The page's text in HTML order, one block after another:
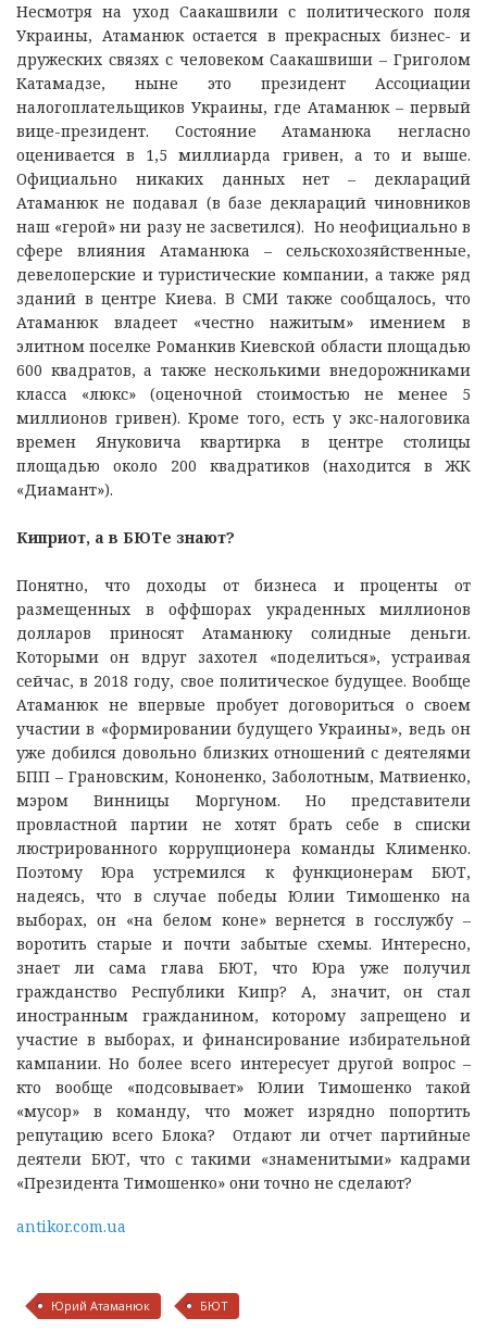
Несмотря на уход Саакашвили с политического поля
Украины, Атаманюк остается в прекрасных бизнес- и
дружеских связях с человеком Саакашвиши – Григолом
Катамадзе, ныне это президент Ассоциации
налогоплательщиков Украины, где Атаманюк – первый
вице-президент. Состояние Атаманюка негласно
оценивается в 1,5 миллиарда гривен, а то и выше.
Официально никаких данных нет – деклараций
Атаманюк не подавал (в базе деклараций чиновников
наш «герой» ни разу не засветился). Но неофициально в
сфере влияния Атаманюка – сельскохозяйственные,
девелоперские и туристические компании, а также ряд
зданий в центре Киева. В СМИ также сообщалось, что
Атаманюк владеет «честно нажитым» имением в
элитном поселке Романкив Киевской области площадью
600 квадратов, а также несколькими внедорожниками
класса «люкс» (оценочной стоимостью не менее 5
миллионов гривен). Кроме того, есть у экс-налоговика
времен Януковича квартирка в центре столицы
площадью около 200 квадратиков (находится в ЖК
«Диамант»).
Киприот, а в БЮТе знают?
Понятно, что доходы от бизнеса и проценты от
размещенных в оффшорах украденных миллионов
долларов приносят Атаманюку солидные деньги.
Которыми он вдруг захотел «поделиться», устраивая
сейчас, в 2018 году, свое политическое будущее. Вообще
Атаманюк не впервые пробует договориться о своем
участии в «формировании будущего Украины», ведь он
уже добился довольно близких отношений с деятелями
БПП – Грановским, Кононенко, Заболотным, Матвиенко,
мэром Винницы Моргуном. Но представители
провластной партии не хотят брать себе в списки
люстрированного коррупционера команды Клименко.
Поэтому Юра устремился к функционерам БЮТ,
надеясь, что в случае победы Юлии Тимошенко на
выборах, он «на белом коне» вернется в госслужбу –
воротить старые и почти забытые схемы. Интересно,
знает ли сама глава БЮТ, что Юра уже получил
гражданство Республики Кипр? А, значит, он стал
иностранным гражданином, которому запрещено и
участие в выборах, и финансирование избирательной
кампании. Но более всего интересует другой вопрос –
кто вообще «подсовывает» Юлии Тимошенко такой
«мусор» в команду, что может изрядно попортить
репутацию всего Блока? Отдают ли отчет партийные
деятели БЮТ, что с такими «знаменитыми» кадрами
«Президента Тимошенко» они точно не сделают?
antikor.com.ua
Юрий Атаманюк БЮТ